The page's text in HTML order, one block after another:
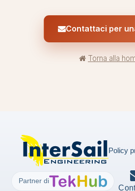
Contattaci per
Torna alla
Policy
Partner di